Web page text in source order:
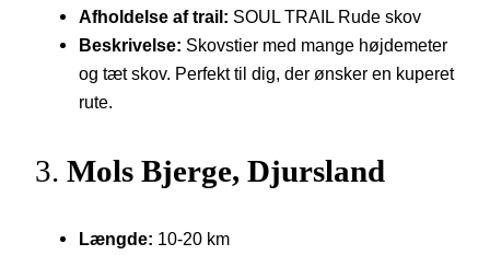
Afholdelse af trail: SOUL TRAIL Rude skov
Beskrivelse: Skovstier med mange højdemeter
og tæt skov. Perfekt til dig, der ønsker en kuperet
rute.
3. Mols Bjerge, Djursland
Længde: 10-20 km